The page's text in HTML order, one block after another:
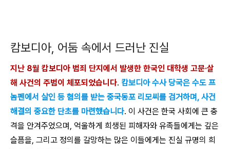
캄보디아, 어둠 속에서 드러난 진실
지난 8월 캄보디아 범죄 단지에서 발생한 한국인 대학생 고문·살
해 사건의 주범이 체포되었습니다. 캄보디아 수사 당국은 수도 프
놈펜에서 살인 등 혐의를 받는 중국동포 리모씨를 검거하며, 사건
해결의 중요한 단초를 마련했습니다. 이 사건은 한국 사회에 큰 충
격을 안겨주었으며, 억울하게 희생된 피해자와 유족들에게는 깊은
슬픔을, 그리고 정의를 갈망하는 많은 이들에게는 진실 규명의 희